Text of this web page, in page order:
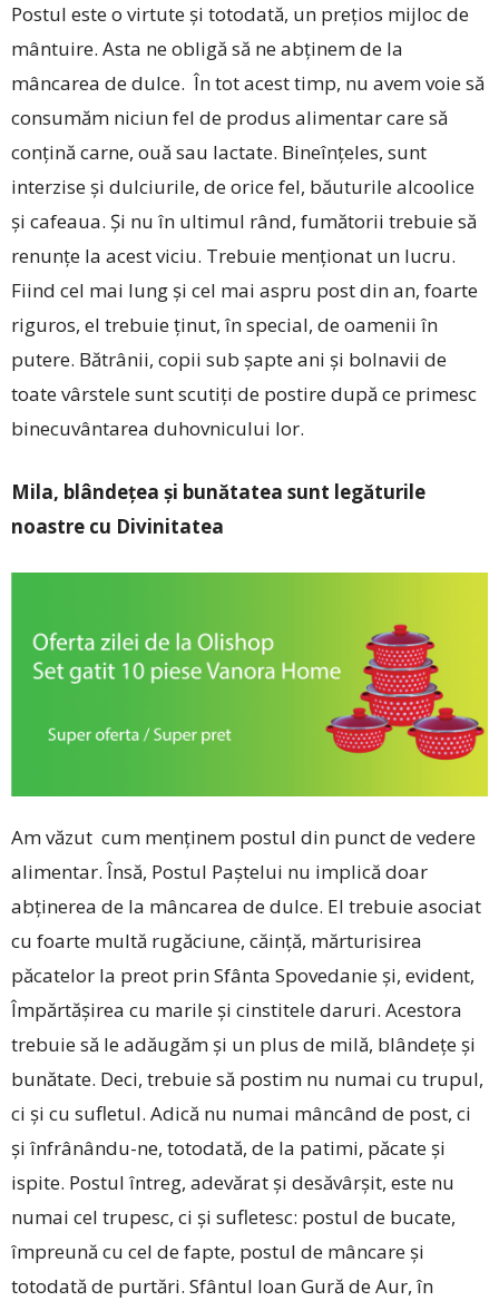
Postul este o virtute și totodată, un prețios mijloc de
mântuire. Asta ne obligă să ne abținem de la
mâncarea de dulce. În tot acest timp, nu avem voie să
consumăm niciun fel de produs alimentar care să
conțină carne, ouă sau lactate. Bineînțeles, sunt
interzise și dulciurile, de orice fel, băuturile alcoolice
și cafeaua. Și nu în ultimul rând, fumătorii trebuie să
renunțe la acest viciu. Trebuie menționat un lucru.
Fiind cel mai lung și cel mai aspru post din an, foarte
riguros, el trebuie ținut, în special, de oamenii în
putere. Bătrânii, copii sub șapte ani și bolnavii de
toate vârstele sunt scutiți de postire după ce primesc
binecuvântarea duhovnicului lor.
Mila, blândețea și bunătatea sunt legăturile
noastre cu Divinitatea
Am văzut cum menținem postul din punct de vedere
alimentar. Însă, Postul Paștelui nu implică doar
abținerea de la mâncarea de dulce. El trebuie asociat
cu foarte multă rugăciune, căință, mărturisirea
păcatelor la preot prin Sfânta Spovedanie și, evident,
Împărtășirea cu marile și cinstitele daruri. Acestora
trebuie să le adăugăm și un plus de milă, blândețe și
bunătate. Deci, trebuie să postim nu numai cu trupul,
ci și cu sufletul. Adică nu numai mâncând de post, ci
și înfrânându-ne, totodată, de la patimi, păcate și
ispite. Postul întreg, adevărat și desăvârșit, este nu
numai cel trupesc, ci și sufletesc: postul de bucate,
împreună cu cel de fapte, postul de mâncare și
totodată de purtări. Sfântul Ioan Gură de Aur, în